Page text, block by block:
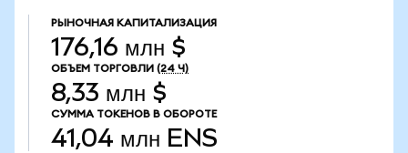
РЫНОЧНАЯ КАПИТАЛИЗАЦИЯ
176,16 млн $
ОБЪЕМ ТОРГОВЛИ (24 Ч)
8,33 млн $
СУММА ТОКЕНОВ В ОБОРОТЕ
41,04 млн ENS